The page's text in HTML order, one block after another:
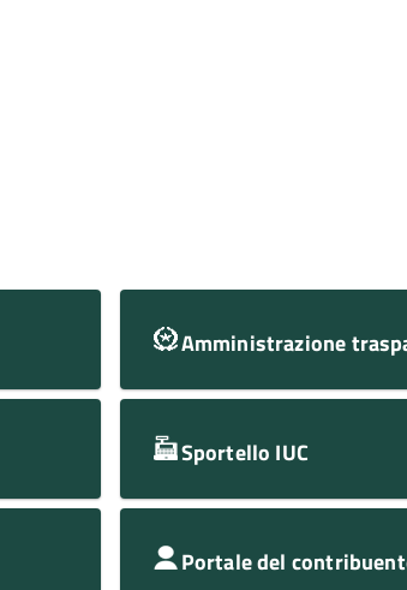
Amministrazione
Sportello IUC
Portale del